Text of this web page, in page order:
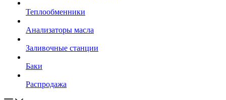
Теплообменники
Анализаторы масла
Заливочные станции
Баки
Распродажа